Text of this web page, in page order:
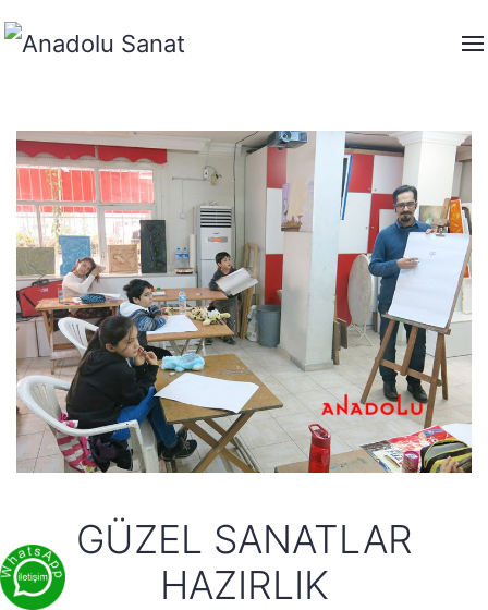
GÜZEL SANATLAR
HAZIRLIK